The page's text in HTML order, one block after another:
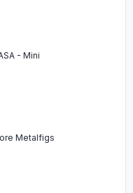
- Mini
Metalfigs